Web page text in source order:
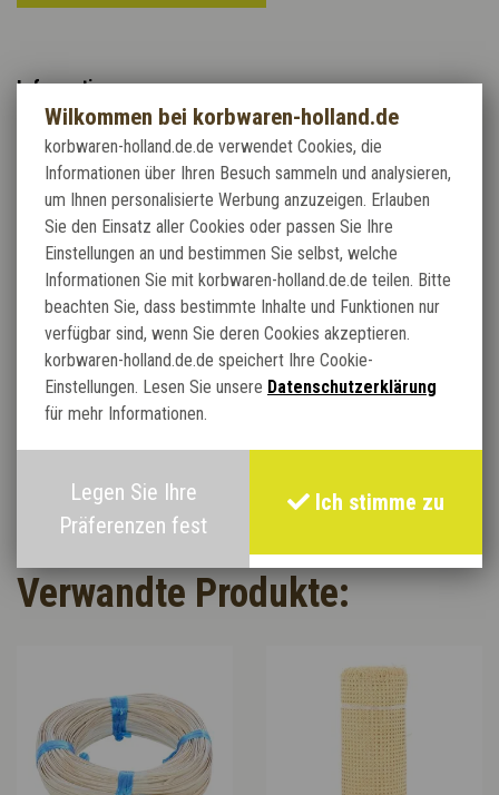
Information:
Wiener Geflecht aus Stuhlflechtrohr mit Schale.
Für Heizkörperverkleidung ,Stuhlbespannung Thonet und
Dekoration.
Einer Rolle ist 14,75 Meter. Sehr gute Qualität.
Wird immer in einem Stück geliefert, auch bei mehreren
Metern!
Material kann nicht zurückgegeben werden!
Verwandte Produkte:
Wilkommen bei korbwaren-holland.de
korbwaren-holland.de.de verwendet Cookies, die
Informationen über Ihren Besuch sammeln und analysieren,
um Ihnen personalisierte Werbung anzuzeigen. Erlauben
Sie den Einsatz aller Cookies oder passen Sie Ihre
Einstellungen an und bestimmen Sie selbst, welche
Informationen Sie mit korbwaren-holland.de.de teilen. Bitte
beachten Sie, dass bestimmte Inhalte und Funktionen nur
verfügbar sind, wenn Sie deren Cookies akzeptieren.
korbwaren-holland.de.de speichert Ihre Cookie-
Einstellungen. Lesen Sie unsere Datenschutzerklärung
für mehr Informationen.
Legen Sie Ihre
Präferenzen fest
Ich stimme zu